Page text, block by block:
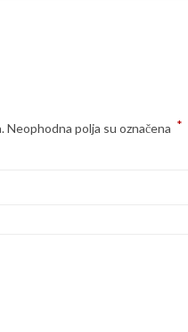
Neophodna polja su označena *